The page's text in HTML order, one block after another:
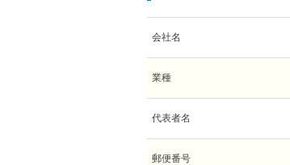
会社名
業種
代表者名
郵便番号